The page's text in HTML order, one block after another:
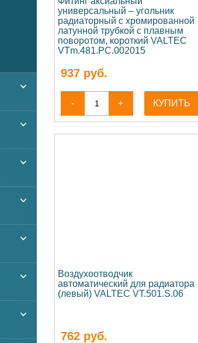
универсальный – угольник
радиаторный с хромированной
латунной трубкой с плавным
поворотом, короткий VALTEC
VTm.481.PC.002015
937руб.
- + КУПИТЬ
Воздухоотводчик
автоматический для радиатора
(левый) VALTEC VT.501.S.06
762руб.